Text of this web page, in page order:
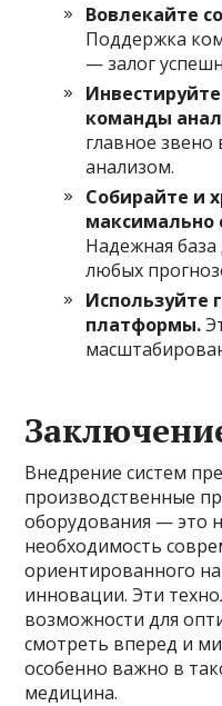
Вовлекайте
Поддержка
— залог
команды
главное
анализом.
Собирайте и
максимально
Надежная
любых
Используйте
платформы.
Внедрение систем
производственные
оборудования — это
необходимость
ориентированного
инновации. Эти
возможности для
смотреть вперед и
особенно важно в
медицина.